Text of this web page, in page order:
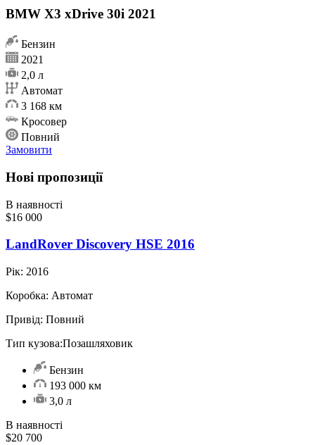
BMW X3 xDrive 30i 2021
Бензин
2021
2,0 л
Автомат
3 168 км
Кросовер
Повний
Замовити
Нові пропозиції
В наявності
$16 000
LandRover Discovery HSE 2016
Рік: 2016
Коробка: Автомат
Привід: Повний
Тип кузова:Позашляховик
Бензин
193 000 км
3,0 л
В наявності
$20 700